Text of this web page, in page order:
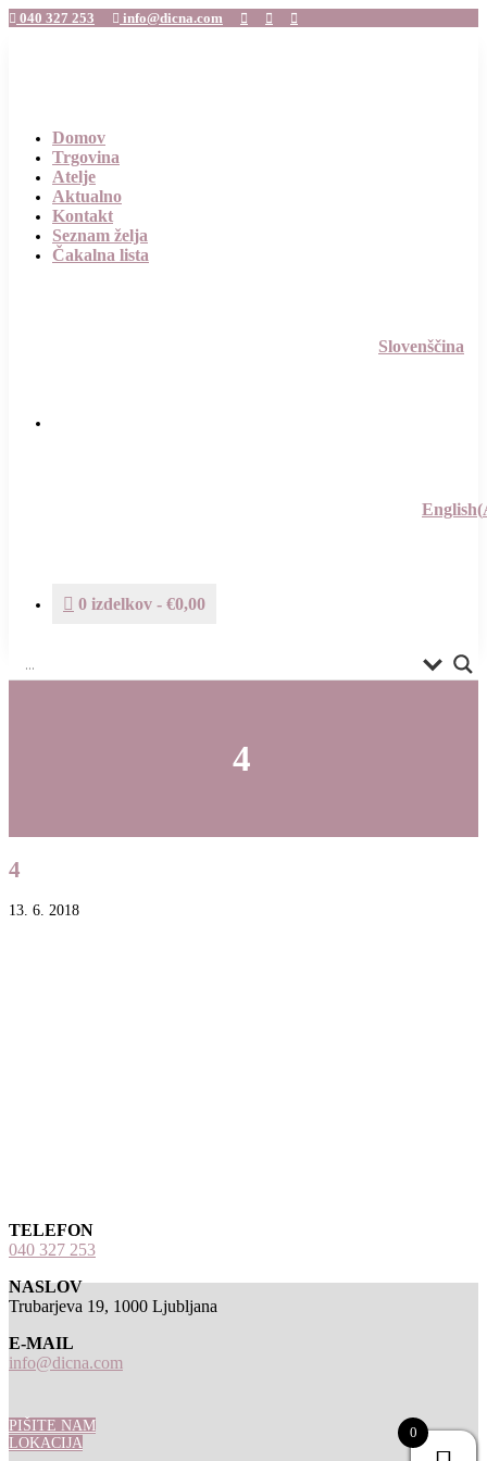
 040 327 253  info@dicna.com   
Domov
Trgovina
Atelje
Aktualno
Kontakt
Seznam želja
Čakalna lista
Slovenščina
English(
0 izdelkov €0,00
4
4
13. 6. 2018
TELEFON
040 327 253
NASLOV
Trubarjeva 19, 1000 Ljubljana
E-MAIL
info@dicna.com
PIŠITE NAM
LOKACIJA
0